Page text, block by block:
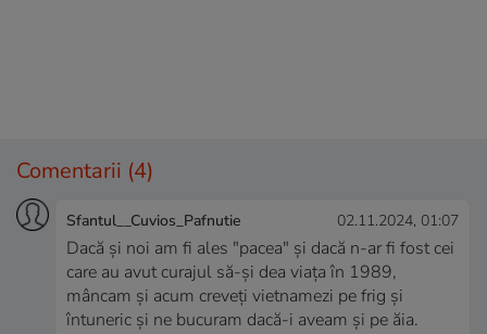
Comentarii (4)
Sfantul__Cuvios_Pafnutie 02.11.2024, 01:07
Dacă și noi am fi ales "pacea" şi dacă n-ar fi fost cei
care au avut curajul să-şi dea viaţa în 1989,
mâncam şi acum creveţi vietnamezi pe frig şi
întuneric şi ne bucuram dacă-i aveam şi pe ăia.